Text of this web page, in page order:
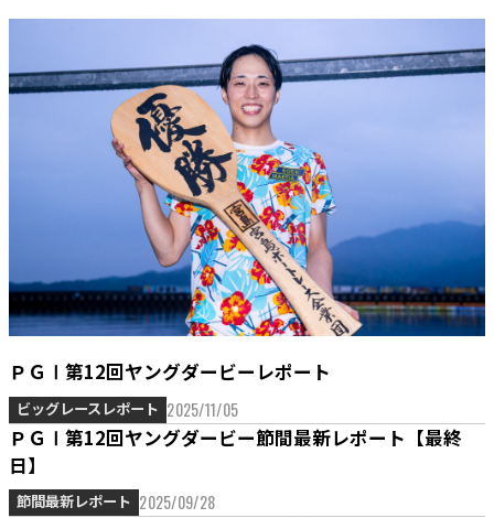
ＰＧⅠ第12回ヤングダービーレポート
ビッグレースレポート 2025/11/05
ＰＧⅠ第12回ヤングダービー節間最新レポート【最終
日】
節間最新レポート 2025/09/28